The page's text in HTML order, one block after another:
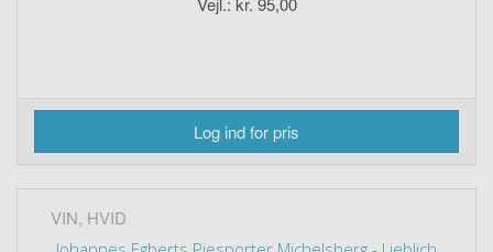
Log ind for pris
VIN, HVID